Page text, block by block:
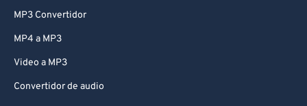
MP3 Convertidor
MP4 a MP3
Video a MP3
Convertidor de audio